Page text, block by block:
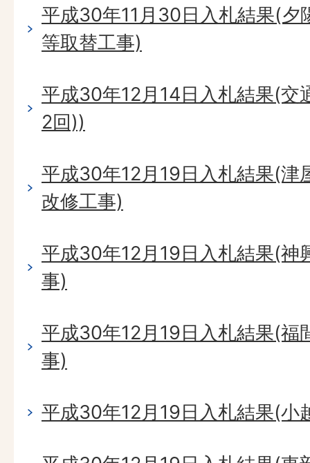
平成30年11月30日入札結果(夕
等取替工事)
平成30年12月14日入札結果(交
2回))
平成30年12月19日入札結果(津
改修工事)
平成30年12月19日入札結果(神
事)
平成30年12月19日入札結果(福
事)
平成30年12月19日入札結果(小